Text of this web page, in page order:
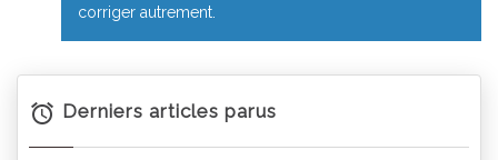
corriger autrement.
Derniers articles parus